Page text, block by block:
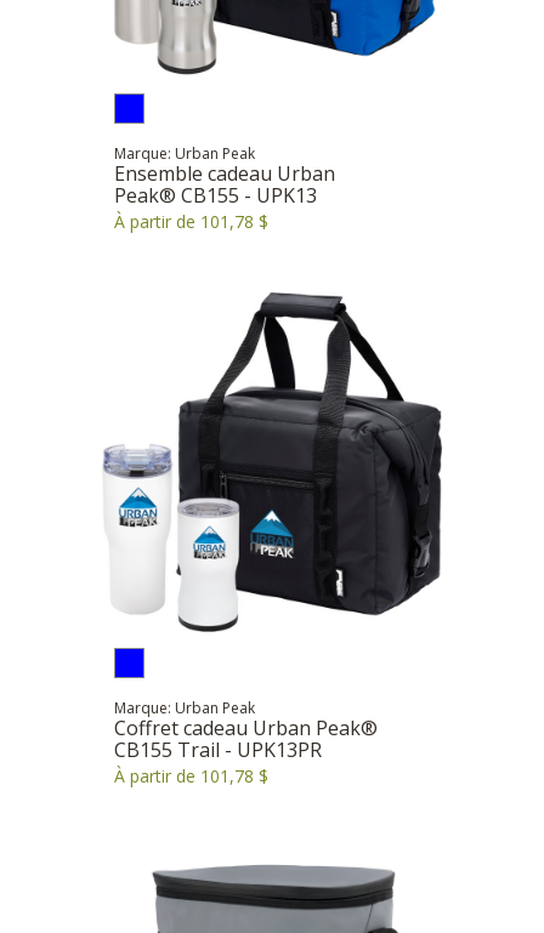
Marque: Urban Peak
Ensemble cadeau Urban
Peak® CB155 - UPK13
À partir de 101,78 $
Marque: Urban Peak
Coffret cadeau Urban Peak®
CB155 Trail - UPK13PR
À partir de 101,78 $